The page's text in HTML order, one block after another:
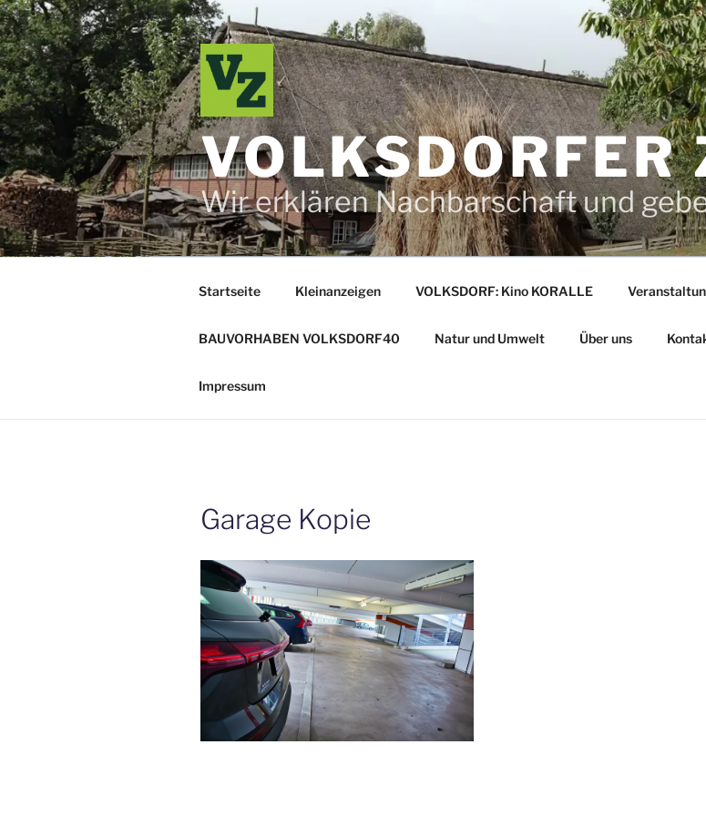
Zum
Inhalt
springen
VOLKSDORFER
Wir erklären Nachbarschaft und
Startseite Kleinanzeigen VOLKSDORF: Kino KORALLE
BAUVORHABEN VOLKSDORF40 Natur und Umwelt Über uns
Impressum
Garage Kopie